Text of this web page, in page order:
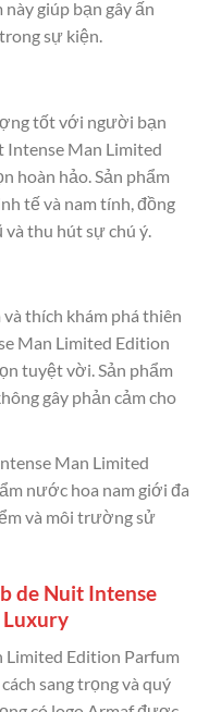
này giúp bạn gây ấn
sự kiện.
tốt với người bạn
Intense Man Limited
hoàn hảo. Sản phẩm
tế và nam tính, đồng
thu hút sự chú ý.
thích khám phá thiên
Man Limited Edition
tuyệt vời. Sản phẩm
gây phản cảm cho
Man Limited
nước hoa nam giới đa
và môi trường sử
de Nuit Intense
Limited Edition Parfum
sang trọng và quý